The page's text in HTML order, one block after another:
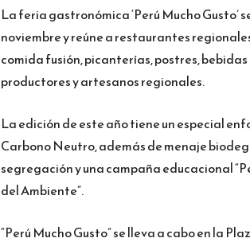
La feria gastronómica ‘Perú Mucho Gusto’
noviembre y reúne a restaurantes
comida fusión, picanterías, postres,
productores y artesanos regionales.
La edición de este año tiene un especial
Carbono Neutro, además de menaje
segregación y una campaña educacional
del Ambiente”.
“Perú Mucho Gusto” se lleva a cabo en la